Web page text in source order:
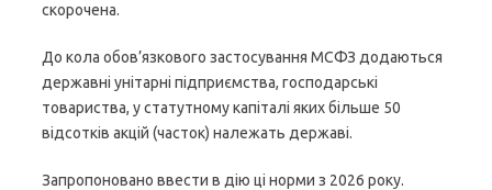
скорочена.
До кола обов’язкового застосування МСФЗ додаються
державні унітарні підприємства, господарські
товариства, у статутному капіталі яких більше 50
відсотків акцій (часток) належать державі.
Запропоновано ввести в дію ці норми з 2026 року.